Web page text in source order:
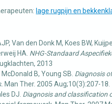
lage rugpijn en
Van den Donk M, Koes BW,
HA. NHG-Standaard
2013
McDonald B, Young SB. Diagnosis
Man Ther. 2005 Aug;10(3):207-18.
DJ. Diagnosis and classification